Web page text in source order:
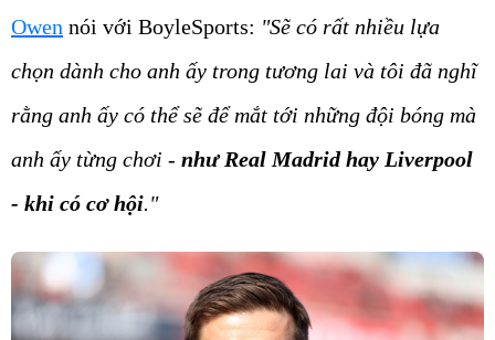
Owen nói với BoyleSports: "Sẽ có rất nhiều lựa
chọn dành cho anh ấy trong tương lai và tôi đã nghĩ
rằng anh ấy có thể sẽ để mắt tới những đội bóng mà
anh ấy từng chơi - như Real Madrid hay Liverpool
- khi có cơ hội."